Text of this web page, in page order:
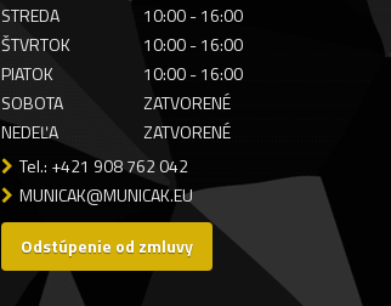
STREDA
10:00 - 16:00
ŠTVRTOK
10:00 - 16:00
PIATOK
10:00 - 16:00
SOBOTA
ZATVORENÉ
NEDEĽA
ZATVORENÉ
Tel.: +421 908 762 042
MUNICAK@MUNICAK.EU
Odstúpenie od zmluvy